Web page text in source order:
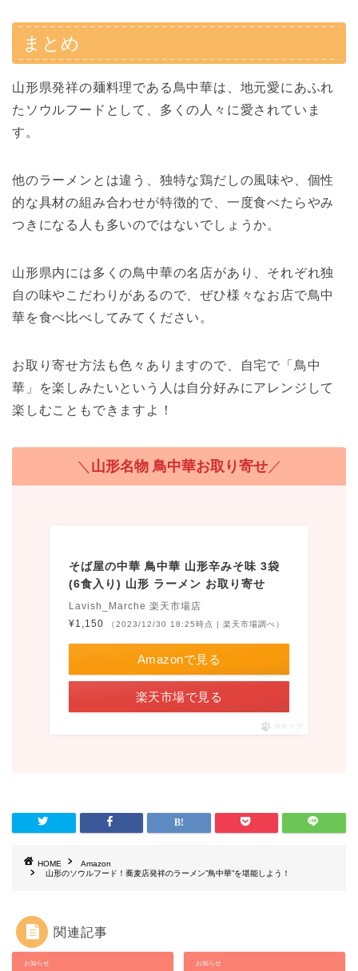
まとめ
山形県発祥の麺料理である鳥中華は、地元愛にあふれ
たソウルフードとして、多くの人々に愛されていま
す。
他のラーメンとは違う、独特な鶏だしの風味や、個性
的な具材の組み合わせが特徴的で、一度食べたらやみ
つきになる人も多いのではないでしょうか。
山形県内には多くの鳥中華の名店があり、それぞれ独
自の味やこだわりがあるので、ぜひ様々なお店で鳥中
華を食べ比べしてみてください。
お取り寄せ方法も色々ありますので、自宅で「鳥中
華」を楽しみたいという人は自分好みにアレンジして
楽しむこともできますよ！
＼ 山形名物 鳥中華お取り寄せ／
そば屋の中華 鳥中華 山形辛みそ味 3袋
(6食入り) 山形 ラーメン お取り寄せ
Lavish_Marche 楽天市場店
¥1,150
（2023/12/30 18:25時点 | 楽天市場調べ）
Amazonで見る
楽天市場で見る
ポチップ
HOME
Amazon
山形のソウルフード！蕎麦店発祥のラーメン”鳥中華”を堪能しよう！
関連記事
お知らせ お知らせ